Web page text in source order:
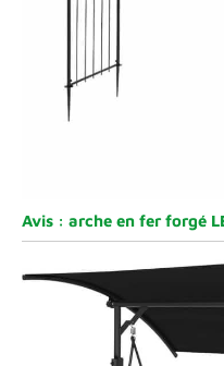
Avis : arche en fer forgé